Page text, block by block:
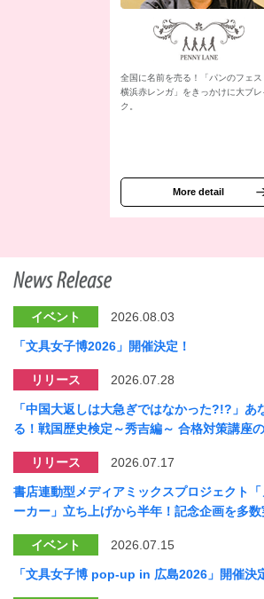
全国に名前を売る！「パンのフェス
横浜赤レンガ」をきっかけに大ブレ
ク。
More detail
イベント 2026.08.03
「文具女子博2026」開催決定！
リリース 2026.07.28
「中国大返しは大急ぎではなかった?!?」あ
る！戦国歴史検定～秀吉編～ 合格対策講座
リリース 2026.07.17
書店連動型メディアミックスプロジェクト
ーカー」立ち上げから半年！記念企画を多数
イベント 2026.07.15
「文具女子博 pop-up in 広島2026」開催決